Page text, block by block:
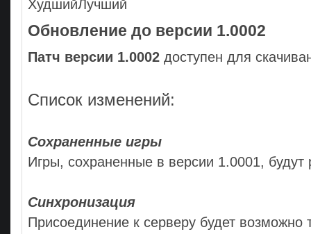
ХудшийЛучший
Обновление до версии 1.0002
Патч версии 1.0002доступен для
Список изменений:
Сохраненные игры
Игры, сохраненные в версии 1.0001, будут
Синхронизация
Присоединение к серверу будет возможно